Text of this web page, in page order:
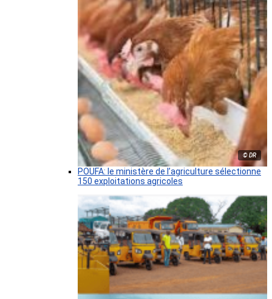
© DR
POUFA: le ministère de l’agriculture sélectionne
150 exploitations agricoles